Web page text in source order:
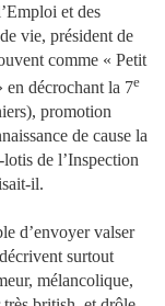
et des
vie, président de
comme « Petit
en décrochant la 7e
promotion
de cause la
de l’Inspection
il.
d’envoyer valser
surtout
mélancolique,